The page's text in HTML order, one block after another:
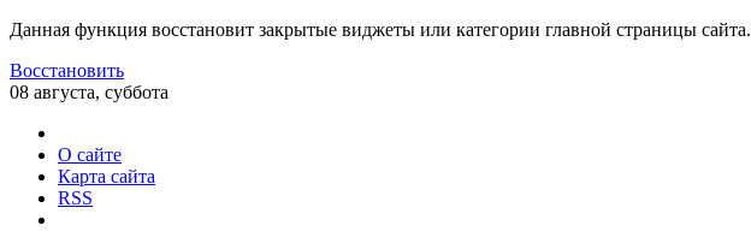
Данная функция восстановит закрытые виджеты или категории главной страницы сайта.
Восстановить
08 августа, суббота
О сайте
Карта сайта
RSS